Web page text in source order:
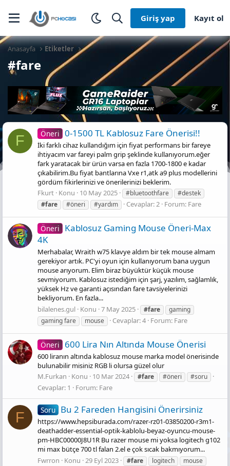
Giriş yap Kayıt ol
Anasayfa Etiketler
#fare
F Öneri 0-1500 TL Kablosuz Fare Önerisi!!
İki farklı cihaz kullandığım için fiyat performans bir fareye
ihtiyacım var fareyi palm grip şeklinde kullanıyorum.eğer
fark yaratacak bir ürün varsa en fazla 1700-1800 e kadar
çıkabilirim.Bu fiyat bantlarına Vxe r1,atk a9 plus modellerini
gördüm fikirlerinizi ve önerilerinizi beklerim.
Fkurt Konu 10 May 2025 #bluetoothfare
#destek
#fare
#öneri #yardım Cevaplar: 2 Forum: Fare
Öneri Kablosuz Gami̇ng Mouse Öneri̇-Max
4K
Merhabalar, Wraith w75 klavye aldım bir tek mouse almam
gerekiyor artık. PC'yi oyun için kullanıyorum bana uygun
mouse arıyorum. Elim biraz büyüktür küçük mouse
sevmiyorum. Kablosuz istediğim için şarj, yazılım, sağlamlık,
yüksek Hz ve garanti açısından fare tavsiyelerinizi
bekliyorum. En fazla...
bilalenes.gul Konu 7 May 2025 #fare
gaming
gaming fare
mouse Cevaplar: 4 Forum: Fare
Öneri 600 Lira Nın Altında Mouse Önerisi
600 liranın altında kablosuz mouse marka model önerisinde
bulunabilir misiniz RGB li olursa güzel olur
M.Furkan
Konu 10 Mar 2024 #fare #öneri #soru
Cevaplar: 1 Forum: Fare
F Soru Bu 2 Fareden Hangisini Önerirsiniz
https://www.hepsiburada.com/razer-rz01-03850200-r3m1-
deathadder-essential-optik-kablolu-beyaz-oyuncu-mouse-
pm-HBC00000J8U1R Bu razer mouse mi yoksa logitech g102
mi max bütçe 700 tl falan 2.el e çok sıcak bakmıyorum...
Fwrron
Konu 29 Eyl 2023 #fare logitech
mouse